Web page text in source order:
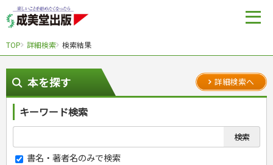
TOP 詳細検索 検索結果
本を探す 詳細検索へ
キーワード検索
書名・著者名のみで検索